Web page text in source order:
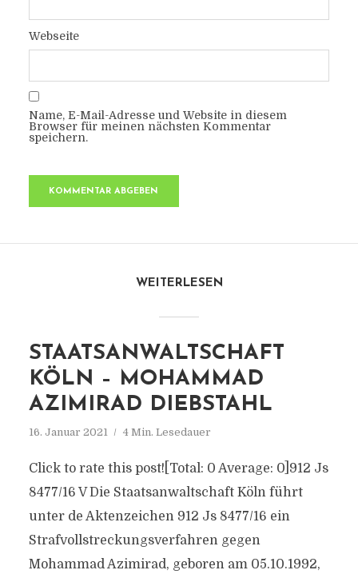
Webseite
Name, E-Mail-Adresse und Website in diesem
Browser für meinen nächsten Kommentar
speichern.
WEITERLESEN
STAATSANWALTSCHAFT
KÖLN – MOHAMMAD
AZIMIRAD DIEBSTAHL
16. Januar 2021 4 Min. Lesedauer
Click to rate this post![Total: 0 Average: 0]912 Js
8477/​16 V Die Staatsanwaltschaft Köln führt
unter de Aktenzeichen 912 Js 8477/​16 ein
Strafvollstreckungsverfahren gegen
Mohammad Azimirad, geboren am 05.10.1992,